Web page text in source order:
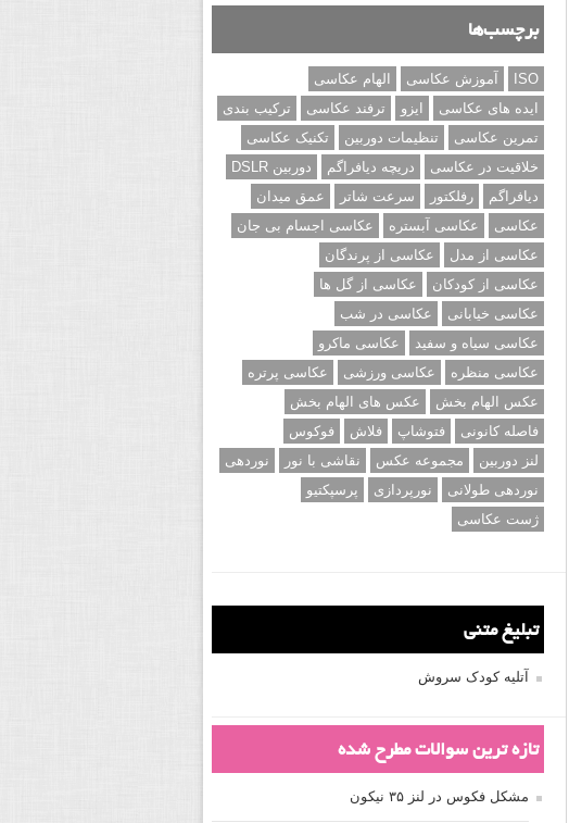
برچسب‌ها
ISO آموزش عکاسی
الهام عکاسی
ایده های عکاسی
ایزو ترفند عکاسی
ترکیب بندی
تمرین عکاسی
تنظیمات دوربین
تکنیک عکاسی
خلاقیت در عکاسی
دریچه دیافراگم
دوربین DSLR
دیافراگم
رفلکتور سرعت شاتر
عمق میدان
عکاسی
عکاسی آبستره
عکاسی اجسام بی جان
عکاسی از مدل
عکاسی از پرندگان
عکاسی از کودکان
عکاسی از گل ها
عکاسی خیابانی
عکاسی در شب
عکاسی سیاه و سفید
عکاسی ماکرو
عکاسی منظره
عکاسی ورزشی
عکاسی پرتره
عکس الهام بخش
عکس های الهام بخش
فاصله کانونی
فتوشاپ فلاش
فوکوس
لنز دوربین
مجموعه عکس نقاشی با نور
نوردهی
نوردهی طولانی
نورپردازی
پرسپکتیو
ژست عکاسی
تبلیغ متنی
آتلیه کودک سروش
تازه ترین سوالات مطرح شده
مشکل فکوس در لنز ۳۵ نیکون